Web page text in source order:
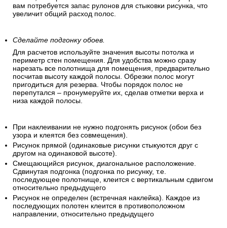
вам потребуется запас рулонов для стыковки рисунка, что
увеличит общий расход полос.
Сделайте подгонку обоев.
Для расчетов используйте значения высоты потолка и
периметр стен помещения. Для удобства можно сразу
нарезать все полотнища для помещения, предварительно
посчитав высоту каждой полосы. Обрезки полос могут
пригодиться для резерва. Чтобы порядок полос не
перепутался – пронумеруйте их, сделав отметки верха и
низа каждой полосы.
При наклеивании не нужно подгонять рисунок (обои без
узора и клеятся без совмещения).
Рисунок прямой (одинаковые рисунки стыкуются друг с
другом на одинаковой высоте).
Смещающийся рисунок, диагональное расположение.
Сдвинутая подгонка (подгонка по рисунку, т.е.
последующее полотнище, клеится с вертикальным сдвигом
относительно предыдущего
Рисунок не определен (встречная наклейка). Каждое из
последующих полотен клеится в противоположном
направлении, относительно предыдущего